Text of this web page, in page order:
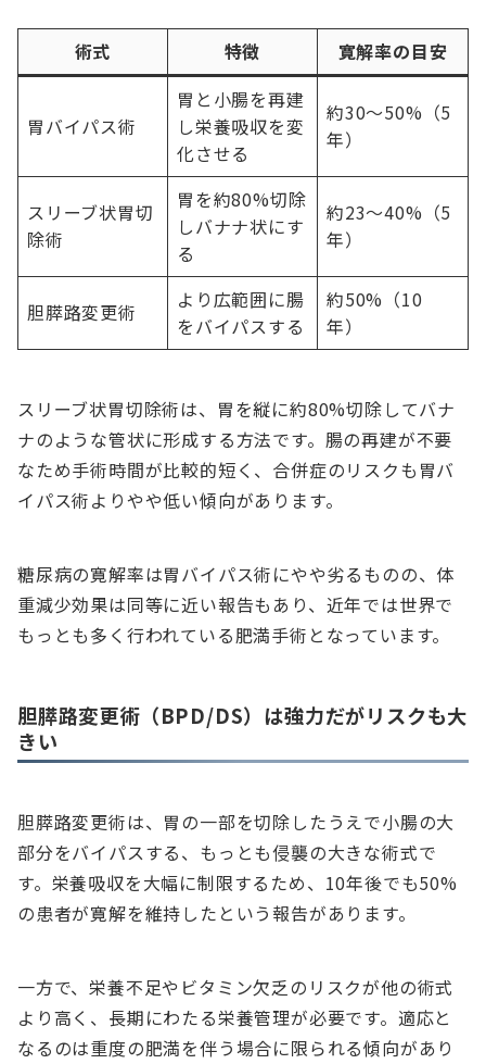
術式 特徴 寛解率の目安
胃バイパス術
胃と小腸を再建
し栄養吸収を変
化させる
約30～50%（5
年）
スリーブ状胃切
除術
胃を約80%切除
しバナナ状にす
る
約23～40%（5
年）
胆膵路変更術
より広範囲に腸
をバイパスする
約50%（10
年）
スリーブ状胃切除術は、胃を縦に約80%切除してバナ
ナのような管状に形成する方法です。腸の再建が不要
なため手術時間が比較的短く、合併症のリスクも胃バ
イパス術よりやや低い傾向があります。
糖尿病の寛解率は胃バイパス術にやや劣るものの、体
重減少効果は同等に近い報告もあり、近年では世界で
もっとも多く行われている肥満手術となっています。
胆膵路変更術（BPD/DS）は強力だがリスクも大
きい
胆膵路変更術は、胃の一部を切除したうえで小腸の大
部分をバイパスする、もっとも侵襲の大きな術式で
す。栄養吸収を大幅に制限するため、10年後でも50%
の患者が寛解を維持したという報告があります。
一方で、栄養不足やビタミン欠乏のリスクが他の術式
より高く、長期にわたる栄養管理が必要です。適応と
なるのは重度の肥満を伴う場合に限られる傾向があり